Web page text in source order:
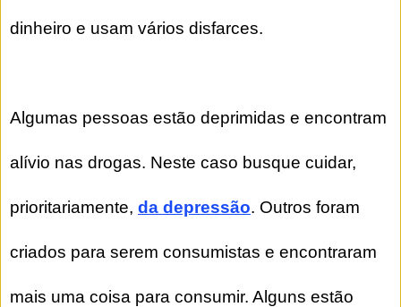
dinheiro e usam vários disfarces.
Algumas pessoas estão deprimidas e encontram
alívio nas drogas. Neste caso busque cuidar,
prioritariamente, da depressão. Outros foram
criados para serem consumistas e encontraram
mais uma coisa para consumir. Alguns estão